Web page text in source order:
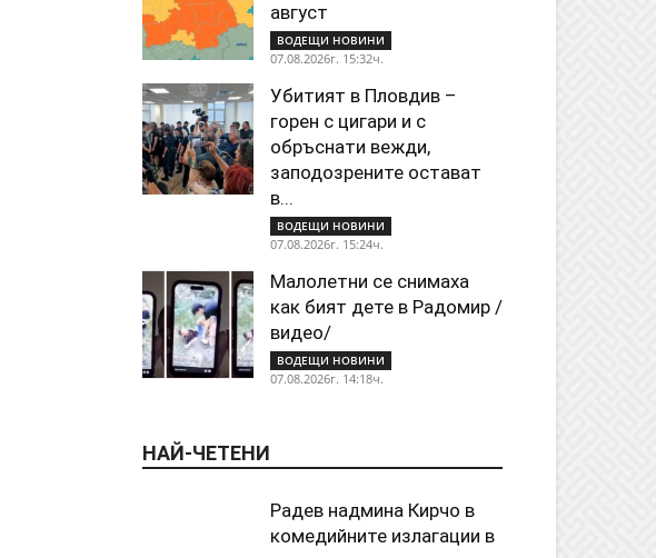
август
ВОДЕЩИ НОВИНИ
07.08.2026г. 15:32ч.
Убитият в Пловдив –
горен с цигари и с
обръснати вежди,
заподозрените остават
в...
ВОДЕЩИ НОВИНИ
07.08.2026г. 15:24ч.
Малолетни се снимаха
как бият дете в Радомир /
видео/
ВОДЕЩИ НОВИНИ
07.08.2026г. 14:18ч.
НАЙ-ЧЕТЕНИ
Радев надмина Кирчо в
комедийните излагации в